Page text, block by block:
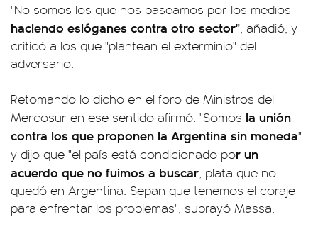
"No somos los que nos paseamos por los medios
haciendo eslóganes contra otro sector", añadió, y
criticó a los que "plantean el exterminio" del
adversario.
Retomando lo dicho en el foro de Ministros del
Mercosur en ese sentido afirmó: "Somos la unión
contra los que proponen la Argentina sin moneda"
y dijo que "el país está condicionado por un
acuerdo que no fuimos a buscar, plata que no
quedó en Argentina. Sepan que tenemos el coraje
para enfrentar los problemas", subrayó Massa.